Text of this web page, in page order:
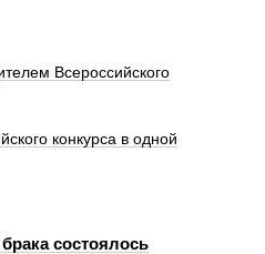
Всероссийского
конкурса в одной
состоялось